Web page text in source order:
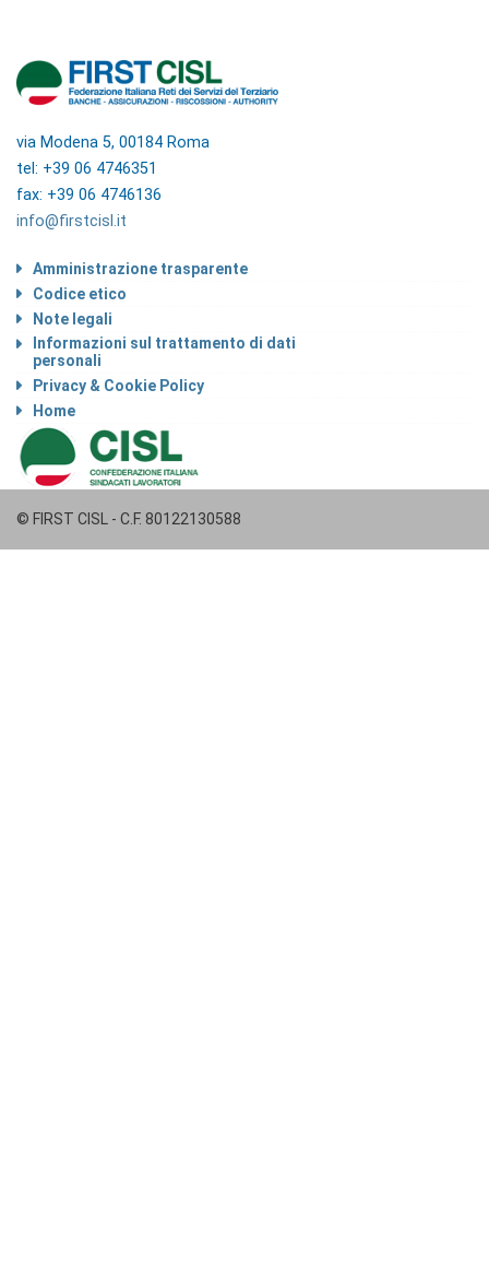
via Modena 5, 00184 Roma
tel: +39 06 4746351
fax: +39 06 4746136
info@firstcisl.it
Amministrazione trasparente
Codice etico
Note legali
Informazioni sul trattamento di dati
personali
Privacy & Cookie Policy
Home
© FIRST CISL - C.F. 80122130588